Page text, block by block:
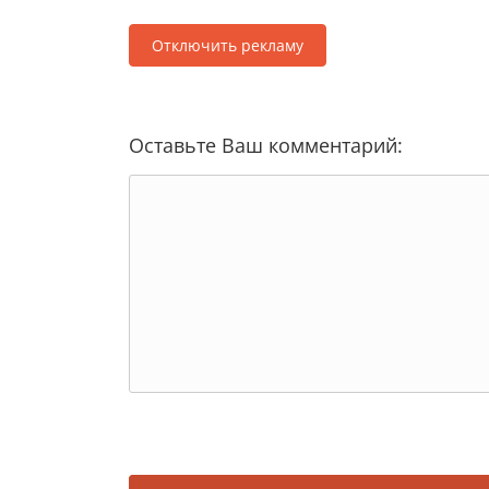
Отключить рекламу
Оставьте Ваш комментарий: